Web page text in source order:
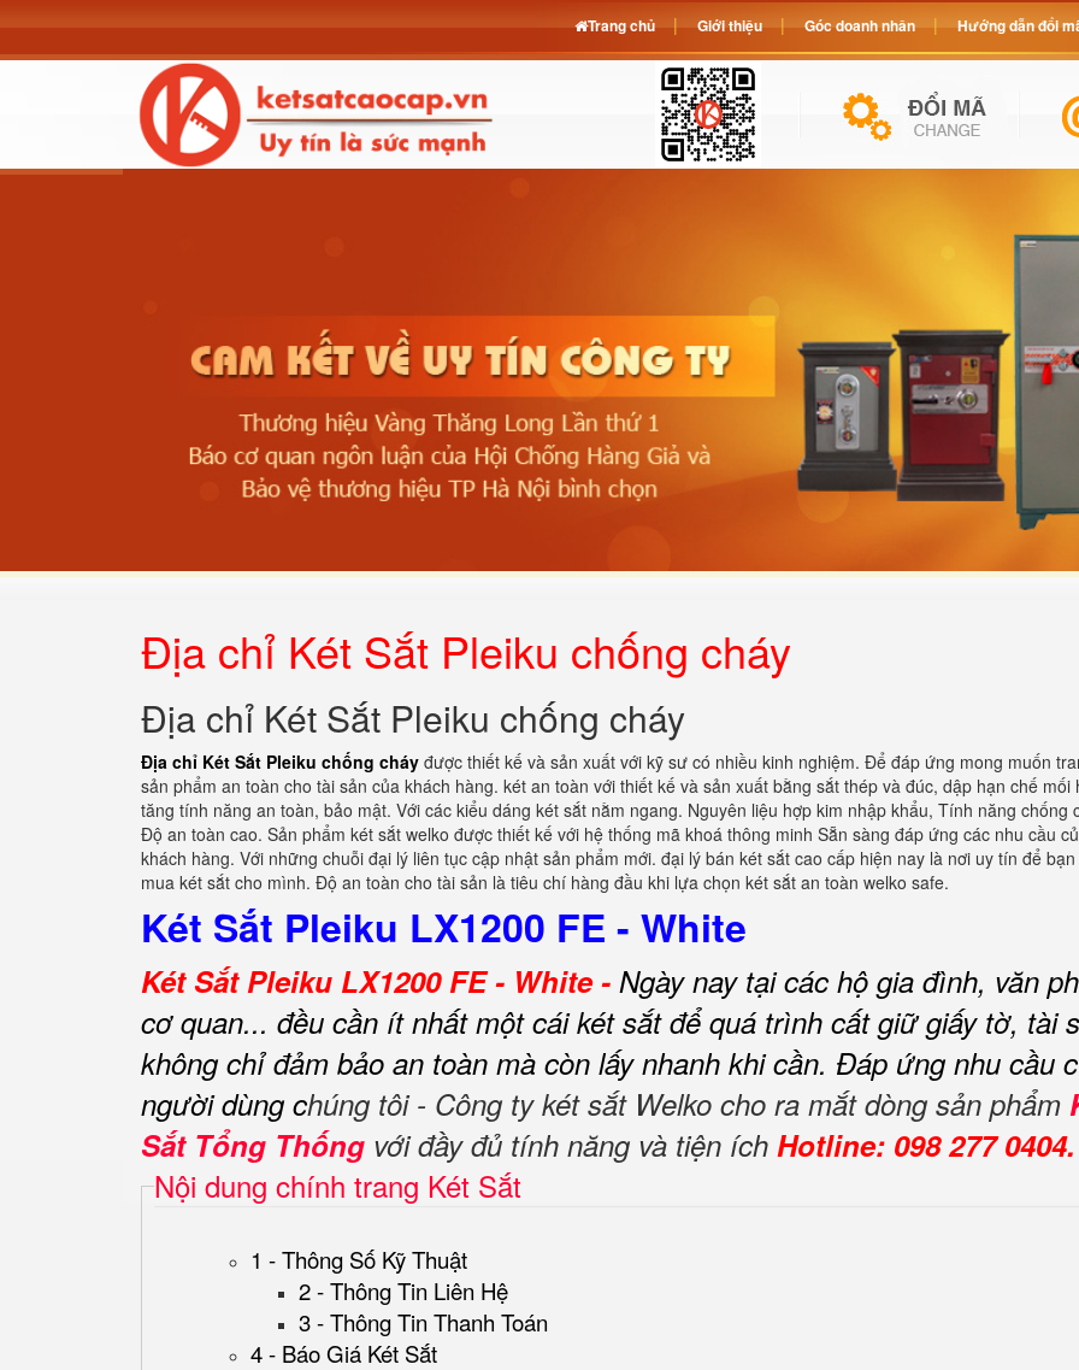
Địa chỉ Két Sắt Pleiku chống cháy
Địa chỉ Két Sắt Pleiku chống cháy
Địa chỉ Két Sắt Pleiku chống cháy được thiết kế và sản xuất với kỹ sư có nhiều kinh nghiệm. Để đáp ứng mong muốn
sản phẩm an toàn cho tài sản của khách hàng. két an toàn với thiết kế và sản xuất bằng sắt thép và đúc, dập hạn chế mối
tăng tính năng an toàn, bảo mật. Với các kiểu dáng két sắt nằm ngang. Nguyên liệu hợp kim nhập khẩu, Tính năng chống
Độ an toàn cao. Sản phẩm két sắt welko được thiết kế với hệ thống mã khoá thông minh Sẵn sàng đáp ứng các nhu cầu
khách hàng. Với những chuỗi đại lý liên tục cập nhật sản phẩm mới. đại lý bán két sắt cao cấp hiện nay là nơi uy tín để
mua két sắt cho mình. Độ an toàn cho tài sản là tiêu chí hàng đầu khi lựa chọn két sắt an toàn welko safe.
Két Sắt Pleiku LX1200 FE - White
Két Sắt Pleiku LX1200 FE - White - Ngày nay tại các hộ gia đình, văn
cơ quan... đều cần ít nhất một cái két sắt để quá trình cất giữ giấy tờ, tài
không chỉ đảm bảo an toàn mà còn lấy nhanh khi cần. Đáp ứng nhu cầu
người dùng chúng tôi - Công ty két sắt Welko cho ra mắt dòng sản phẩm
Sắt Tổng Thống với đầy đủ tính năng và tiện ích Hotline: 098 277 0404.
Nội dung chính trang Két Sắt
1 - Thông Số Kỹ Thuật
2 - Thông Tin Liên Hệ
3 - Thông Tin Thanh Toán
4 - Báo Giá Két Sắt
Trang chủ Giới thiệu Góc doanh nhân Hướng dẫn đổi